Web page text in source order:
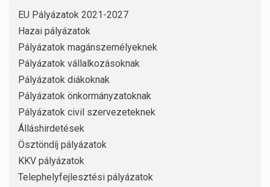
EU Pályázatok 2021-2027
Hazai pályázatok
Pályázatok magánszemélyeknek
Pályázatok vállalkozásoknak
Pályázatok diákoknak
Pályázatok önkormányzatoknak
Pályázatok civil szervezeteknek
Álláshirdetések
Ösztöndíj pályázatok
KKV pályázatok
Telephelyfejlesztési pályázatok